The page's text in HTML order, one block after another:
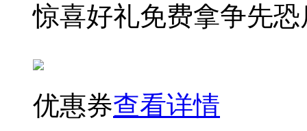
惊喜好礼免费拿争先
优惠券查看详情